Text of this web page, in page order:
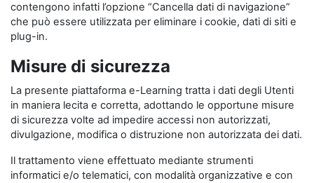
contengono infatti l’opzione “Cancella dati di navigazione”
che può essere utilizzata per eliminare i cookie, dati di siti e
plug-in.
Misure di sicurezza
La presente piattaforma e-Learning tratta i dati degli Utenti
in maniera lecita e corretta, adottando le opportune misure
di sicurezza volte ad impedire accessi non autorizzati,
divulgazione, modifica o distruzione non autorizzata dei dati.
Il trattamento viene effettuato mediante strumenti
informatici e/o telematici, con modalità organizzative e con